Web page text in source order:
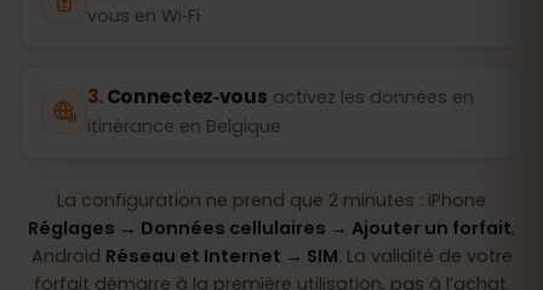
vous en Wi‑Fi
Connectez‑vous activez les données en
itinérance en Belgique
La configuration ne prend que 2 minutes : iPhone
Réglages → Données cellulaires → Ajouter un forfait,
Android Réseau et Internet → SIM. La validité de votre
forfait démarre à la première utilisation, pas à l’achat.